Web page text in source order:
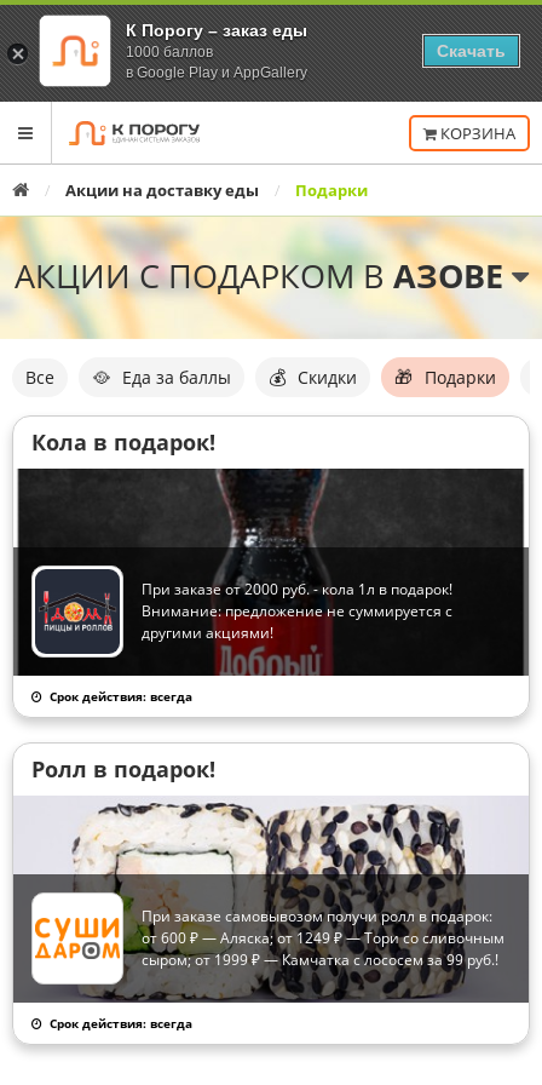
Переключить
КОРЗИНА
ГлавнаяАкции на доставку еды Подарки
АКЦИИ С ПОДАРКОМ В АЗОВЕ
акций
Все 🥘 Еда за баллы 💰 Скидки 🎁 Подарки
акций
Кола в подарок!
При заказе от 2000 руб. - кола 1л в подарок!
Внимание: предложение не суммируется с
другими акциями!
Срок действия: всегда
Ролл в подарок!
При заказе самовывозом получи ролл в подарок:
от 600 ₽ — Аляска; от 1249 ₽ — Тори со сливочным
сыром; от 1999 ₽ — Камчатка с лососем за 99 руб.!
Срок действия: всегда
К Порогу – заказ еды
1000 баллов
в Google Play и AppGallery
Скачать